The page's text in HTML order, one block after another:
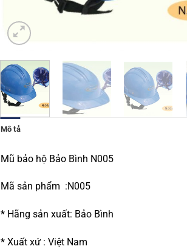
Mô tả
Mũ bảo hộ Bảo Bình N005
Mã sản phẩm :N005
* Hãng sản xuất: Bảo Bình
* Xuất xứ : Việt Nam